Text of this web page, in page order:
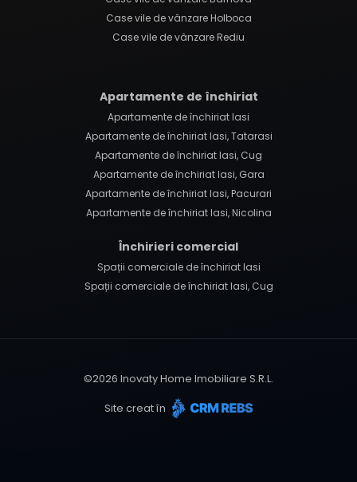
Case vile de vânzare Holboca
Case vile de vânzare Rediu
Apartamente de închiriat
Apartamente de închiriat Iasi
Apartamente de închiriat Iasi, Tatarasi
Apartamente de închiriat Iasi, Cug
Apartamente de închiriat Iasi, Gara
Apartamente de închiriat Iasi, Pacurari
Apartamente de închiriat Iasi, Nicolina
Închirieri comercial
Spații comerciale de închiriat Iasi
Spații comerciale de închiriat Iasi, Cug
©2026 Inovaty Home Imobiliare S.R.L.
Site creat în